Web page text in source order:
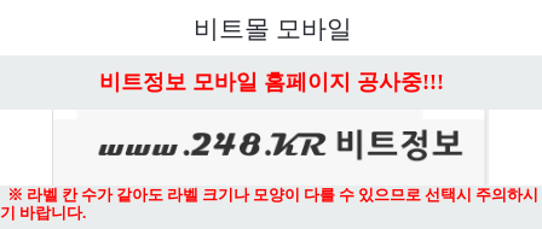
비트몰 모바일
비트정보 모바일 홈페이지 공사중!!!
※ 라벨 칸 수가 같아도 라벨 크기나 모양이 다를 수 있으므로 선택시 주의하시
기 바랍니다.